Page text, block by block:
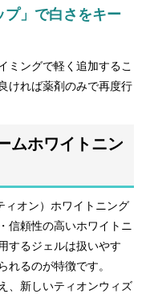
プ」で白さをキー
ミングで軽く追加するこ
ければ薬剤のみで再度行
ムホワイトニン
ィオン）ホワイトニング
信頼性の高いホワイトニ
するジェルは扱いやす
れるのが特徴です。
、新しいティオンウィズ